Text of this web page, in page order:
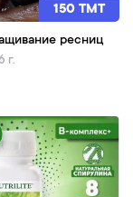
150 TMT
ресниц
г.